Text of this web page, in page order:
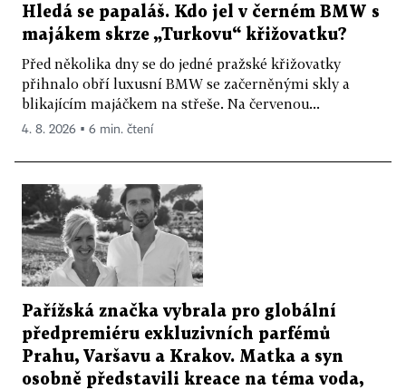
Hledá se papaláš. Kdo jel v černém BMW s
majákem skrze „Turkovu“ křižovatku?
Před několika dny se do jedné pražské křižovatky
přihnalo obří luxusní BMW se začerněnými skly a
blikajícím majáčkem na střeše. Na červenou...
4. 8. 2026 ▪ 6 min. čtení
Pařížská značka vybrala pro globální
předpremiéru exkluzivních parfémů
Prahu, Varšavu a Krakov. Matka a syn
osobně představili kreace na téma voda,